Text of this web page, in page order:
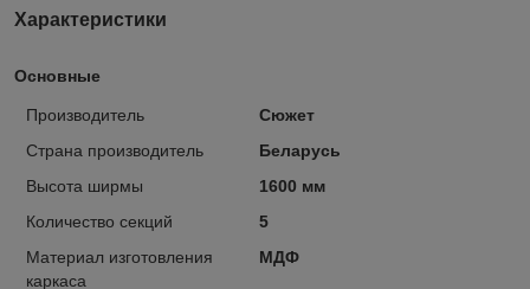
Характеристики
Основные
Производитель
Сюжет
Страна производитель
Беларусь
Высота ширмы
1600 мм
Количество секций
5
Материал изготовления
каркаса
МДФ